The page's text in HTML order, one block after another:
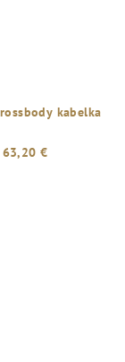
kabelka
63,20 €